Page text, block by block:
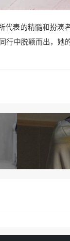
表的精髓和扮演
行中脱颖而出，她